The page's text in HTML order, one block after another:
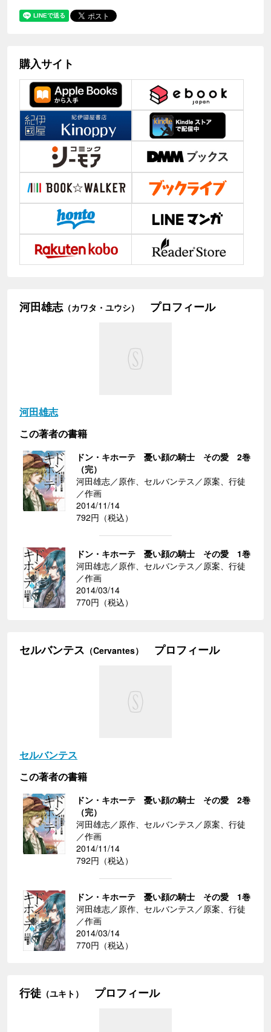
購入サイト
河田雄志（カワタ・ユウシ） プロフィール
河田雄志
この著者の書籍
ドン・キホーテ 憂い顔の騎士 その愛 2巻
（完）
河田雄志／原作、セルバンテス／原案、行徒
／作画
2014/11/14
792円（税込）
ドン・キホーテ 憂い顔の騎士 その愛 1巻
河田雄志／原作、セルバンテス／原案、行徒
／作画
2014/03/14
770円（税込）
セルバンテス （Cervantes） プロフィール
セルバンテス
この著者の書籍
ドン・キホーテ 憂い顔の騎士 その愛 2巻
（完）
河田雄志／原作、セルバンテス／原案、行徒
／作画
2014/11/14
792円（税込）
ドン・キホーテ 憂い顔の騎士 その愛 1巻
河田雄志／原作、セルバンテス／原案、行徒
／作画
2014/03/14
770円（税込）
行徒 （ユキト） プロフィール